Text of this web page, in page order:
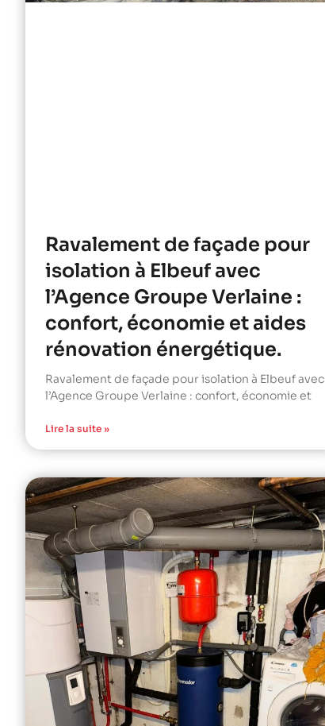
Ravalement de façade pour
isolation à Elbeuf avec
l’Agence Groupe Verlaine :
confort, économie et aides
rénovation énergétique.
Ravalement de façade pour isolation à Elbeuf avec
l’Agence Groupe Verlaine : confort, économie et
Lire la suite »